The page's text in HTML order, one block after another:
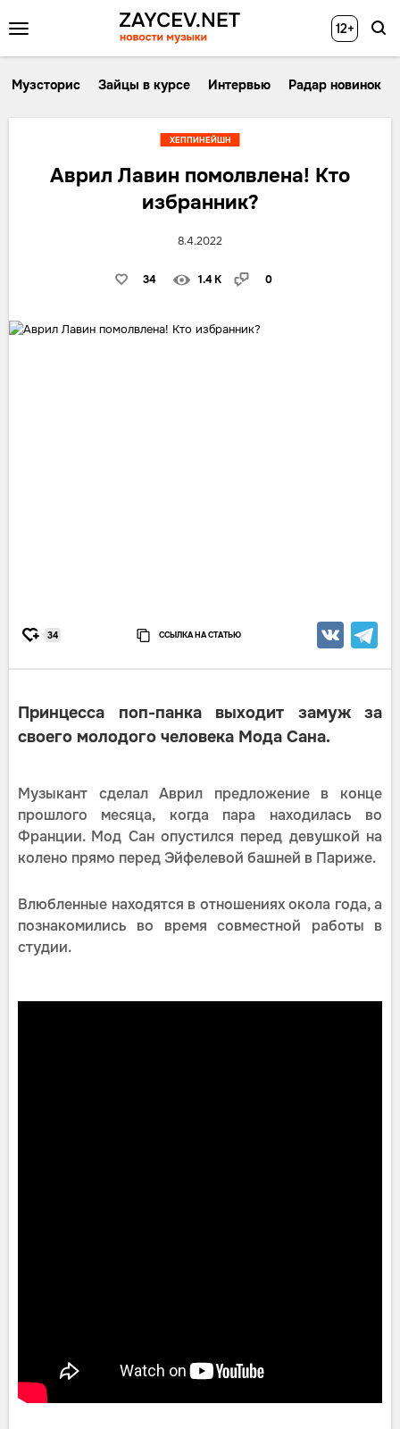
12+
Музсторис Зайцы в курсе Интервью Радар новинок
Аврил Лавин помолвлена! Кто
избранник?
8.4.2022
34 1.4 K 0
ХЕППИНЕЙШН
34 ССЫЛКА НА СТАТЬЮ
Принцесса поп-панка выходит замуж за
своего молодого человека Мода Сана.
Музыкант сделал Аврил предложение в конце
прошлого месяца, когда пара находилась во
Франции. Мод Сан опустился перед девушкой на
колено прямо перед Эйфелевой башней в Париже.
Влюбленные находятся в отношениях окола года, а
познакомились во время совместной работы в
студии.